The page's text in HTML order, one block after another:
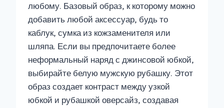
любому. Базовый образ, к которому можно
добавить любой аксессуар, будь то
каблук, сумка из кожзаменителя или
шляпа. Если вы предпочитаете более
неформальный наряд с джинсовой юбкой,
выбирайте белую мужскую рубашку. Этот
образ создает контраст между узкой
юбкой и рубашкой оверсайз, создавая